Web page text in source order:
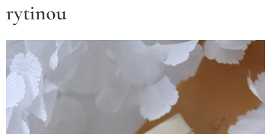
rytinou